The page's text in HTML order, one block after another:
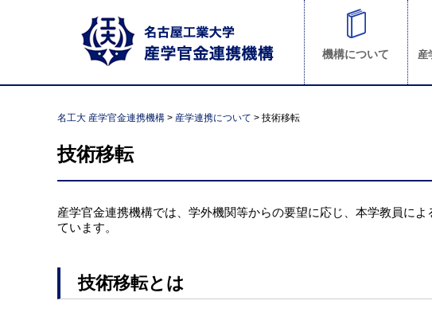
機構について 産
名工大 産学官金連携機構 > 産学連携について > 技術移転
技術移転
産学官金連携機構では、学外機関等からの要望に応じ、本学教員に
ています。
技術移転とは